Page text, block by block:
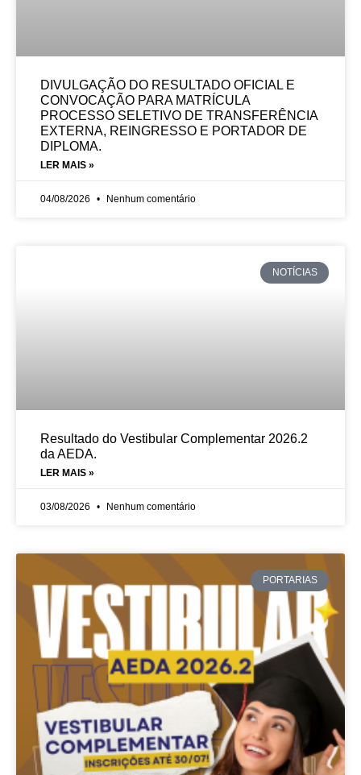
DIVULGAÇÃO DO RESULTADO OFICIAL E
CONVOCAÇÃO PARA MATRÍCULA
PROCESSO SELETIVO DE TRANSFERÊNCIA
EXTERNA, REINGRESSO E PORTADOR DE
DIPLOMA.
LER MAIS »
04/08/2026 Nenhum comentário
NOTÍCIAS
Resultado do Vestibular Complementar 2026.2
da AEDA.
LER MAIS »
03/08/2026 Nenhum comentário
PORTARIAS